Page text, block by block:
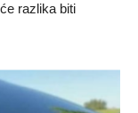
razlika biti